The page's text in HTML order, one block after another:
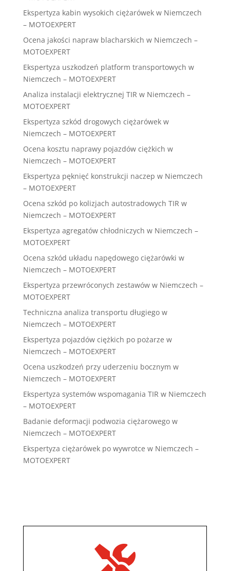
Ekspertyza kabin wysokich ciężarówek w Niemczech
– MOTOEXPERT
Ocena jakości napraw blacharskich w Niemczech –
MOTOEXPERT
Ekspertyza uszkodzeń platform transportowych w
Niemczech – MOTOEXPERT
Analiza instalacji elektrycznej TIR w Niemczech –
MOTOEXPERT
Ekspertyza szkód drogowych ciężarówek w
Niemczech – MOTOEXPERT
Ocena kosztu naprawy pojazdów ciężkich w
Niemczech – MOTOEXPERT
Ekspertyza pęknięć konstrukcji naczep w Niemczech
– MOTOEXPERT
Ocena szkód po kolizjach autostradowych TIR w
Niemczech – MOTOEXPERT
Ekspertyza agregatów chłodniczych w Niemczech –
MOTOEXPERT
Ocena szkód układu napędowego ciężarówki w
Niemczech – MOTOEXPERT
Ekspertyza przewróconych zestawów w Niemczech –
MOTOEXPERT
Techniczna analiza transportu długiego w
Niemczech – MOTOEXPERT
Ekspertyza pojazdów ciężkich po pożarze w
Niemczech – MOTOEXPERT
Ocena uszkodzeń przy uderzeniu bocznym w
Niemczech – MOTOEXPERT
Ekspertyza systemów wspomagania TIR w Niemczech
– MOTOEXPERT
Badanie deformacji podwozia ciężarowego w
Niemczech – MOTOEXPERT
Ekspertyza ciężarówek po wywrotce w Niemczech –
MOTOEXPERT